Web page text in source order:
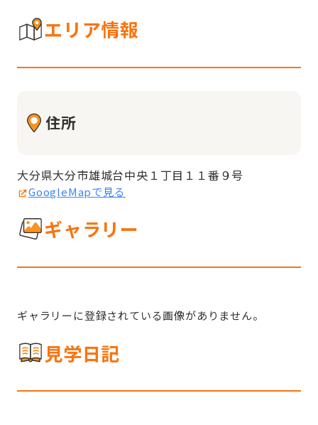
エリア情報
住所
大分県大分市雄城台中央１丁目１１番９号
GoogleMapで見る
ギャラリー
ギャラリーに登録されている画像がありません。
見学日記